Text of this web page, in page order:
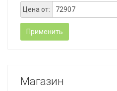
Цена от:
Применить
Магазин